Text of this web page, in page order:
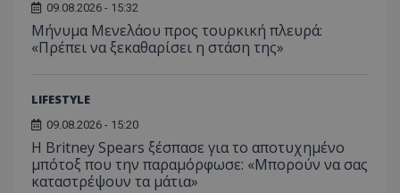
09.08.2026 - 15:32
Μήνυμα Μενελάου προς τουρκική πλευρά:
«Πρέπει να ξεκαθαρίσει η στάση της»
LIFESTYLE
09.08.2026 - 15:20
Η Britney Spears ξέσπασε για το αποτυχημένο
μπότοξ που την παραμόρφωσε: «Μπορούν να σας
καταστρέψουν τα μάτια»